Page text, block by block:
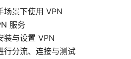
场景下使用 VPN
服务
装与设置 VPN
行分流、连接与测试